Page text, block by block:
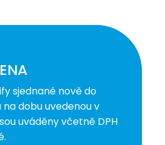
sjednané nově do
na dobu uvedenou v
uváděny včetně DPH